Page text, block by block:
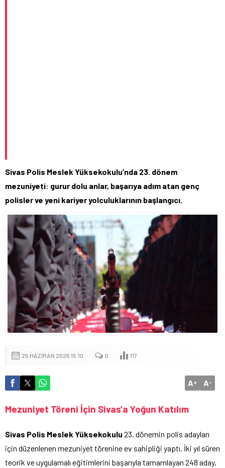
Sivas Polis Meslek Yüksekokulu’nda 23. dönem
mezuniyeti: gurur dolu anlar, başarıya adım atan genç
polisler ve yeni kariyer yolculuklarının başlangıcı.
25 HAZIRAN 2026 15:10 0 117
A+ A-
Mezuniyet Töreni İçin Sivas’a Yoğun Katılım
Sivas Polis Meslek Yüksekokulu 23. dönemin polis adayları
için düzenlenen mezuniyet törenine ev sahipliği yaptı. İki yıl süren
teorik ve uygulamalı eğitimlerini başarıyla tamamlayan 248 aday,